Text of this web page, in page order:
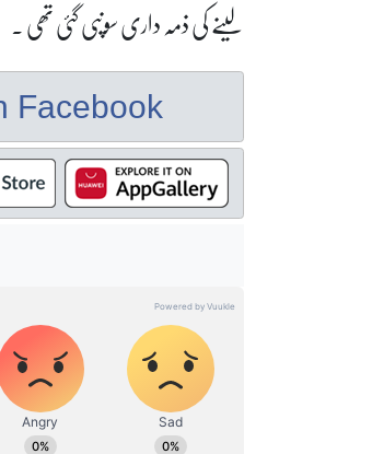
لینے کی ذمہ داری سونپی گئی تھی ۔
Facebook